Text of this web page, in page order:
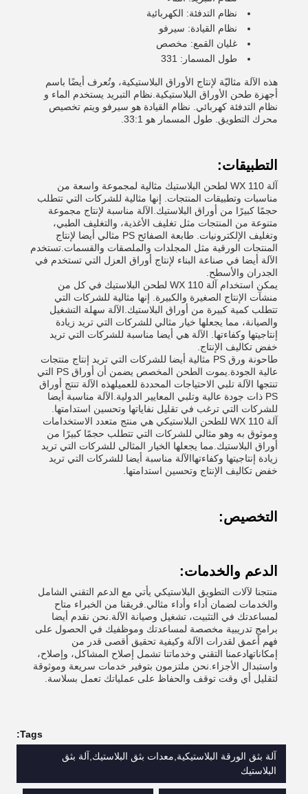
نظام التدفئة: الكهربائية
نظام القيادة: سيرفو
غليان القمع: مخصص
طول المسمار: 331
هذه الآلة مثاليّة لإنتاج الأوراق البلاستيكية، وتُعرف أيضًا باسم
أجهزة طحن الأوراق البلاستيكية.نظام التبريد يستخدم الماء و
نظام التدفئة كهربائي. نظام القيادة هو سيرفو ويتم تخصيص
محرك التطويق. طول المسمار هو 33:1.
التطبيقات:
آلة WX 110 لطحن البلاستيك مثالية لمجموعة واسعة من
مناسبات وتطبيقات المنتجات. إنها مثالية للشركات التي تتطلب
حجمًا كبيرًا من أوراق البلاستيك.الآلة مناسبة لإنتاج مجموعة
متنوعة من المنتجات مثل تغليف الأغذية، والتغليف الطبي،
وتغليف الإلكترونيات. طابعة الصفائح PS مثالي أيضا لإنتاج
المنتجات الورقية مثل المجلدات والملصقات والقسمات.تستخدم
الآلة أيضا في صناعة البناء لإنتاج أوراق العزل التي تستخدم في
الجدران والأسطح.
يمكن استخدام آلة WX 110 لطحن البلاستيك في كل من
منشآت الإنتاج الصغيرة والكبيرة. إنها مثالية للشركات التي
تتطلب كمية كبيرة من أوراق البلاستيك.الآلة سهلة التشغيل
والصيانة، مما يجعلها خيار مثالي للشركات التي تريد زيادة
إنتاجيتها وكفاءتها. الآلة هي أيضا مناسبة للشركات التي تريد
خفض تكاليف الإنتاج.
طاحونة ورق PS مثالية أيضا للشركات التي تريد إنتاج منتجات
عالية الجودة.يموت الطحن المخصص يضمن أن أوراق PS التي
تنتجها الآلة تلبي الاحتياجات المحددة للعميلهذه الآلة تنتج أوراق
PS ذات جودة عالية وتلبي المعايير الدولية.الآلة مناسبة أيضا
للشركات التي ترغب في تقليل نفاياتها وتحسين استدامتها.
آلة WX 110 للطحن البلاستيكي هي منتج متعدد الاستخدامات
وموثوق به وهو مثالي للشركات التي تتطلب حجمًا كبيرًا من
أوراق البلاستيك.مما يجعلها الخيار المثالي للشركات التي تريد
زيادة إنتاجيتها وكفاءتهاالآلة مناسبة أيضا للشركات التي تريد
خفض تكاليف الإنتاج وتحسين استدامتها.
التخصيص:
الدعم والخدمات:
منتجنا لآلات التطويق البلاستيكي يأتي مع الدعم التقني الشامل
والخدمات لضمان أداء وأداء مثالي.فريقنا من الخبراء متاح
لمساعدتك في التثبيت، تشغيل وصيانة الآلة.نحن نقدم أيضا
برامج تدريبية مخصصة لمساعدتك وموظفيك في الحصول على
فهم أعمق لقدرات الآلة وكيفية تحقيق أقصى قدر من
إمكاناتهادعمنا التقني وخدماتنا تشمل إصلاح المشاكل، وإصلاح،
واستبدال الأجزاء.نحن ملتزمون بتوفير خدمات سريعة وموثوقة
لتقليل أي وقت توقف والحفاظ على عملياتك تعمل بسلاسة.
Tags:
آلة بثق الورقة البلاستيكية,معدات بثق البلاستيك,آلة بثق
البلاستيك